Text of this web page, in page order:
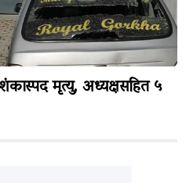
मृत्यु, अध्यक्षसहित ५